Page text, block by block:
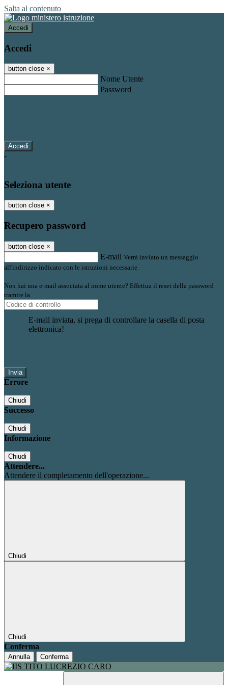
Salta al contenuto
Accedi
Accedi
button close ×
Nome Utente
Password
-
Seleziona utente
button close ×
Recupero password
button close ×
E-mail Verrà inviato un messaggio
all'indirizzo indicato con le istruzioni necessarie.
Non hai una e-mail associata al nome utente? Effettua il reset della password
tramite la
E-mail inviata, si prega di controllare la casella di posta
elettronica!
Errore
Chiudi
Successo
Chiudi
Informazione
Chiudi
Attendere...
Attendere il completamento dell'operazione...
Chiudi
Chiudi
Conferma
Annulla Conferma